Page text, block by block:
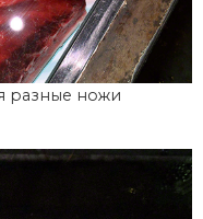
разные ножи